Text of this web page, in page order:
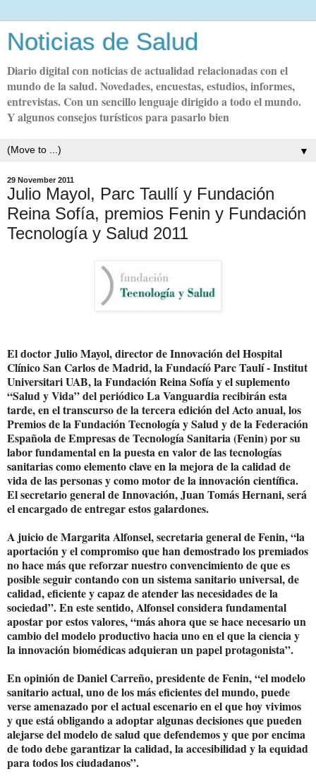
Noticias de Salud
Diario digital con noticias de actualidad relacionadas con el
mundo de la salud. Novedades, encuestas, estudios, informes,
entrevistas. Con un sencillo lenguaje dirigido a todo el mundo.
Y algunos consejos turísticos para pasarlo bien
▼
29 November 2011
Julio Mayol, Parc Taullí y Fundación
Reina Sofía, premios Fenin y Fundación
Tecnología y Salud 2011
El doctor Julio Mayol, director de Innovación del Hospital
Clínico San Carlos de Madrid, la Fundacíó Parc Taulí - Institut
Universitari UAB, la Fundación Reina Sofía y el suplemento
“Salud y Vida” del periódico La Vanguardia recibirán esta
tarde, en el transcurso de la tercera edición del Acto anual, los
Premios de la Fundación Tecnología y Salud y de la Federación
Española de Empresas de Tecnología Sanitaria (Fenin) por su
labor fundamental en la puesta en valor de las tecnologías
sanitarias como elemento clave en la mejora de la calidad de
vida de las personas y como motor de la innovación científica.
El secretario general de Innovación, Juan Tomás Hernani, será
el encargado de entregar estos galardones.
A juicio de Margarita Alfonsel, secretaria general de Fenin, “la
aportación y el compromiso que han demostrado los premiados
no hace más que reforzar nuestro convencimiento de que es
posible seguir contando con un sistema sanitario universal, de
calidad, eficiente y capaz de atender las necesidades de la
sociedad”. En este sentido, Alfonsel considera fundamental
apostar por estos valores, “más ahora que se hace necesario un
cambio del modelo productivo hacia uno en el que la ciencia y
la innovación biomédicas adquieran un papel protagonista”.
En opinión de Daniel Carreño, presidente de Fenin, “el modelo
sanitario actual, uno de los más eficientes del mundo, puede
verse amenazado por el actual escenario en el que hoy vivimos
y que está obligando a adoptar algunas decisiones que pueden
alejarse del modelo de salud que defendemos y que por encima
de todo debe garantizar la calidad, la accesibilidad y la equidad
para todos los ciudadanos”.